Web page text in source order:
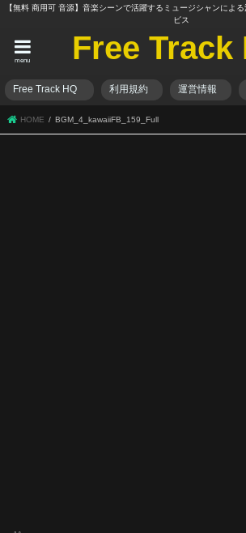
【無料 商用可 音源】音楽シーンで活躍するミュージシャンによ
ビス
Free Track
menu
Free Track HQ 利用規約 運営情報
HOME BGM_4_kawaiiFB_159_Full